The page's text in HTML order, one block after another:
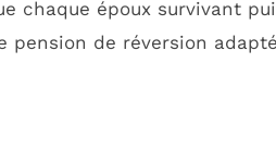
chaque époux survivant
pension de réversion